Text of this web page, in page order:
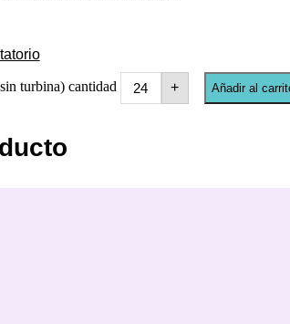
turbina) cantidad + Añadir al